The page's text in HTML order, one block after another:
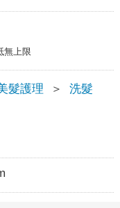
無上限
髮護理 ＞ 洗髮